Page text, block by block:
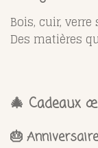
Bois, cuir,
Des matières
🎄 Cadeaux
🎂 Anniversaire